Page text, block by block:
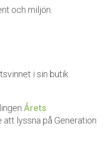
och miljön.
i sin butik
Årets
att lyssna på Generation